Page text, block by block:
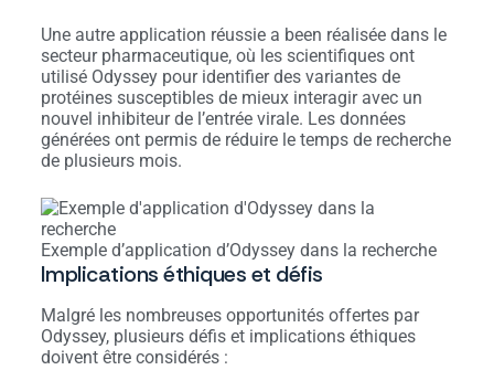
Une autre application réussie a been réalisée dans le
secteur pharmaceutique, où les scientifiques ont
utilisé Odyssey pour identifier des variantes de
protéines susceptibles de mieux interagir avec un
nouvel inhibiteur de l’entrée virale. Les données
générées ont permis de réduire le temps de recherche
de plusieurs mois.
Exemple d’application d’Odyssey dans la recherche
Implications éthiques et défis
Malgré les nombreuses opportunités offertes par
Odyssey, plusieurs défis et implications éthiques
doivent être considérés :